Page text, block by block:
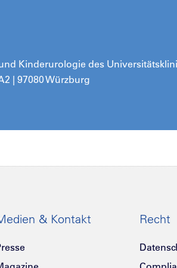
Kinderurologie des
| 97080 Würzburg
& Kontakt Recht